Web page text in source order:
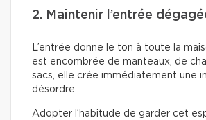
2. Maintenir l’entrée
L’entrée donne le ton à toute la
est encombrée de manteaux, de
sacs, elle crée immédiatement une
désordre.
Adopter l’habitude de garder cet